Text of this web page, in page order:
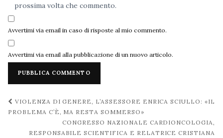
prossima volta che commento.
Avvertimi via email in caso di risposte al mio commento.
Avvertimi via email alla pubblicazione di un nuovo articolo.
Navigazione
post
VIOLENZA DI GENERE, L’ASSESSORE ENRICA SCIULLO: «IL
PROBLEMA C’È, MA RESTA SOMMERSO»
CONGRESSO NAZIONALE CARDIONCOLOGIA,
RESPONSABILE SCIENTIFICA E RELATRICE CRISTIANA